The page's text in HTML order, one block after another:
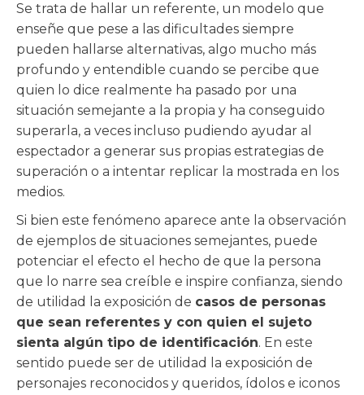
Se trata de hallar un referente, un modelo que
enseñe que pese a las dificultades siempre
pueden hallarse alternativas, algo mucho más
profundo y entendible cuando se percibe que
quien lo dice realmente ha pasado por una
situación semejante a la propia y ha conseguido
superarla, a veces incluso pudiendo ayudar al
espectador a generar sus propias estrategias de
superación o a intentar replicar la mostrada en los
medios.
Si bien este fenómeno aparece ante la observación
de ejemplos de situaciones semejantes, puede
potenciar el efecto el hecho de que la persona
que lo narre sea creíble e inspire confianza, siendo
de utilidad la exposición de casos de personas
que sean referentes y con quien el sujeto
sienta algún tipo de identificación. En este
sentido puede ser de utilidad la exposición de
personajes reconocidos y queridos, ídolos e iconos